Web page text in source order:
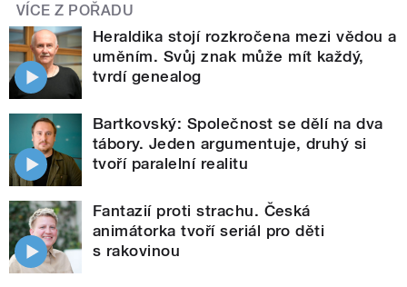
VÍCE Z POŘADU
Heraldika stojí rozkročena mezi vědou a
uměním. Svůj znak může mít každý,
tvrdí genealog
Bartkovský: Společnost se dělí na dva
tábory. Jeden argumentuje, druhý si
tvoří paralelní realitu
Fantazií proti strachu. Česká
animátorka tvoří seriál pro děti
s rakovinou